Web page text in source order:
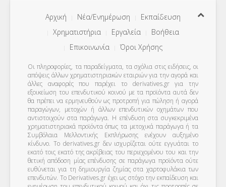
Αρχική Νέα/Ενημέρωση
Εκπαίδευση
Χρηματιστήρια
Εργαλεία
Βοήθεια
Επικοινωνία
Όροι Χρήσης
Οι πληροφορίες, τα παραδείγματα, τα σχόλια στις ειδήσεις, οι
απόψεις άλλων χρηματιστηριακών εταιριών για την αγορά και
άλλες αναφορές που παρέχει το derivatives.gr για την
εξοικείωση του επενδυτικού κοινού με τα προϊόντα αυτά δεν
θα πρέπει να ερμηνευθούν ως προτροπή για πώληση ή αγορά
παραγώγων, μετοχών ή άλλων επενδυτικών οχημάτων που
αντιστοιχούν στα παράγωγα. Η επένδυση στα συγκεκριμένα
χρηματιστηριακά προϊόντα όπως τα μετοχικά παράγωγα ή τα
Συμβόλαια Μελλοντικής Εκπλήρωσης ενέχουν αυξημένο
κίνδυνο. Το derivatives.gr δεν ισχυρίζεται ούτε εγγυάται το
εκατό τοις εκατό της ακρίβειας του περιεχομένου του και την
θετική απόδοση μίας επένδυσης σε παράγωγα προϊόντα ούτε
ευθύνεται για τη δημιουργία ζημίας στα χαρτοφυλάκια των
επενδυτών. To Derivatives.gr έχει ως στόχο την εκπαίδευση και